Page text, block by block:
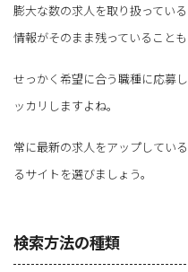
膨大な数の求人を取り扱ってい
情報がそのまま残っていることも
せっかく希望に合う職種に応募
ッカリしますよね。
常に最新の求人をアップしてい
るサイトを選びましょう。
検索方法の種類